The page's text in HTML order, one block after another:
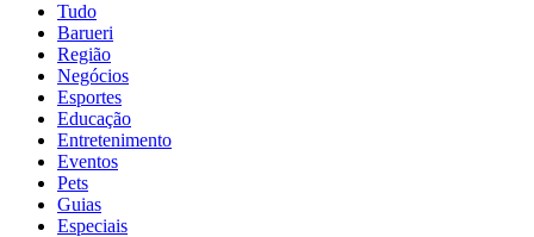
Tudo
Barueri
Região
Negócios
Esportes
Educação
Entretenimento
Eventos
Pets
Guias
Especiais